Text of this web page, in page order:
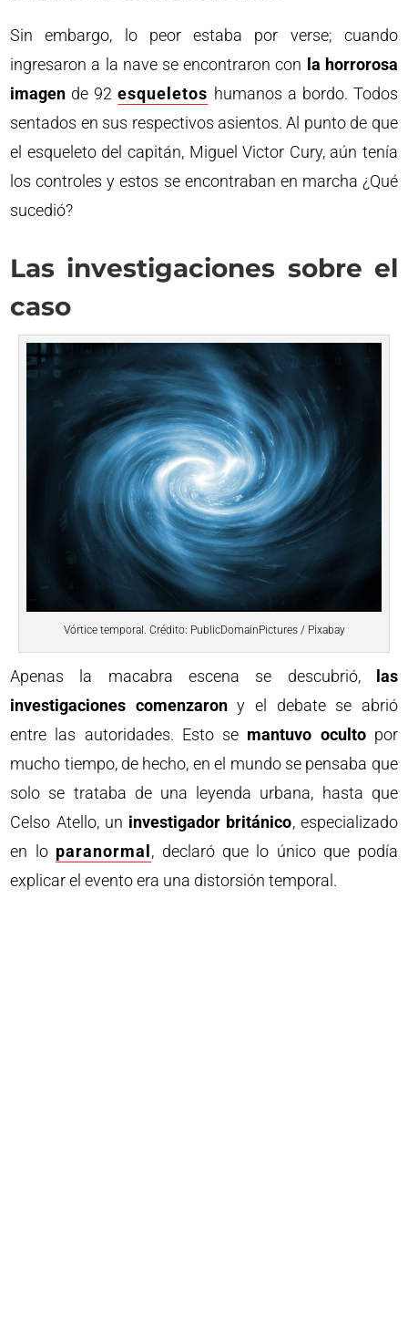
Sin embargo, lo peor estaba por verse; cuando
ingresaron a la nave se encontraron con la horrorosa
imagen de 92esqueletos humanos a bordo. Todos
sentados en sus respectivos asientos. Al punto de que
el esqueleto del capitán, Miguel Victor Cury, aún tenía
los controles y estos se encontraban en marcha ¿Qué
sucedió?
Las investigaciones sobre el
caso
Vórtice temporal. Crédito: PublicDomainPictures / Pixabay
Apenas la macabra escena se descubrió,
las
investigaciones comenzarony el debate se abrió
entre las autoridades. Esto se mantuvo ocultopor
mucho tiempo, de hecho, en el mundo se pensaba que
solo se trataba de una leyenda urbana, hasta que
Celso Atello, un investigador británico, especializado
en lo paranormal , declaró que lo único que podía
explicar el evento era una distorsión temporal.